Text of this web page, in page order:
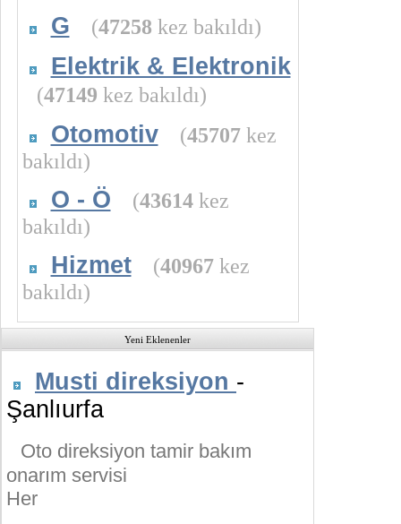
G (47258 kez bakıldı)
Elektrik & Elektronik
(47149 kez bakıldı)
Otomotiv (45707kez
bakıldı)
O - Ö (43614kez
bakıldı)
Hizmet (40967kez
bakıldı)
Yeni Eklenenler
Musti direksiyon -
Şanlıurfa
Oto direksiyon tamir bakım
onarım servisi
Her